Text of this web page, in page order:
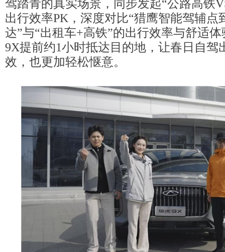
驾踏青的真实场景，同步发起“公路高铁
出行效率PK，深度对比“猎鹰智能驾辅点
达”与“出租车+高铁”的出行效率与舒适
9X提前约1小时抵达目的地，让春日自驾
效，也更加轻松惬意。